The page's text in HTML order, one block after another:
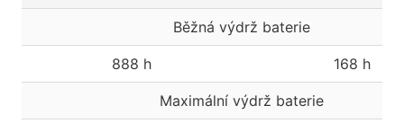
Běžná výdrž baterie
888 h 168 h
Maximální výdrž baterie